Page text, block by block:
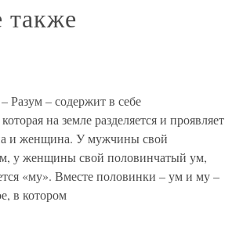
также
Разум – содержит в себе
на земле разделяется и проявляет
и женщина. У мужчины свой
у женщины свой половинчатый ум,
«му». Вместе половинки – ум и му –
в котором